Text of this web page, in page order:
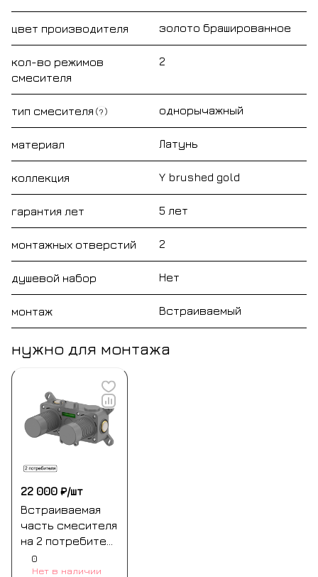
цвет производителя золото брашированное
кол-во режимов
смесителя
2
тип смесителя ? однорычажный
материал Латунь
коллекция Y brushed gold
гарантия лет 5 лет
монтажных отверстий 2
душевой набор Нет
монтаж Встраиваемый
нужно для монтажа
22 000 ₽/шт
Встраиваемая
часть смесителя
на 2 потребителя
whitecross y1242
0
Нет в наличии